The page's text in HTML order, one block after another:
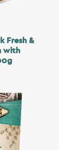
Fresh &
with